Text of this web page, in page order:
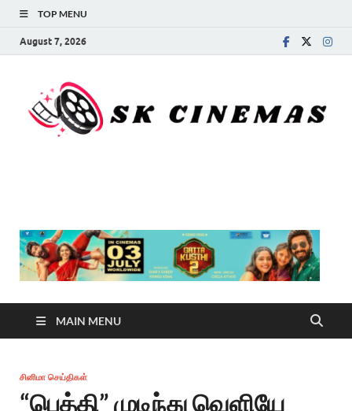
TOP MENU
August 7, 2026
MAIN MENU
சினிமா செய்திகள்
“பெத்தி” முடிந்து வெளியே